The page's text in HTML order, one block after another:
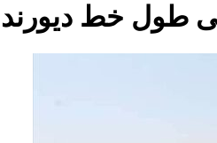
طول خط ديورند